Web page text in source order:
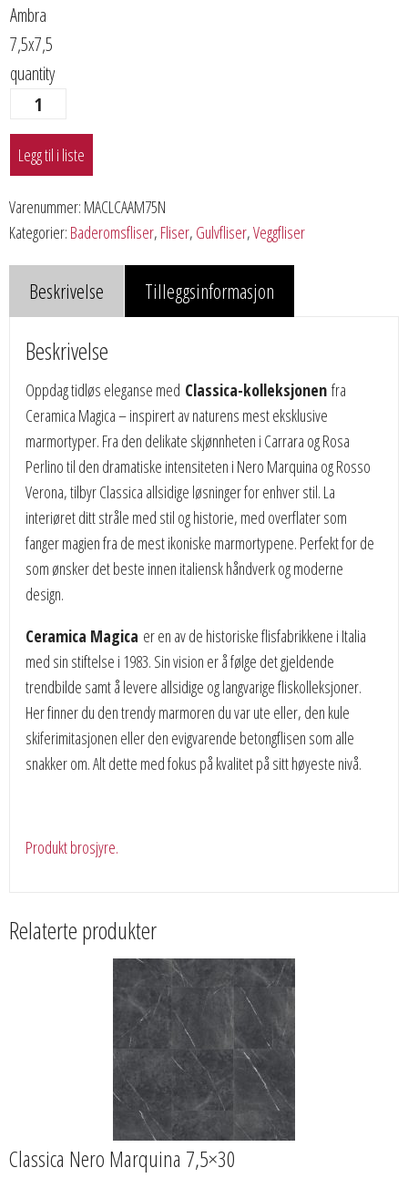
Ambra
7,5x7,5
quantity
Legg til i liste
Varenummer: MACLCAAM75N
Kategorier: Baderomsfliser, Fliser, Gulvfliser,Veggfliser
Beskrivelse Tilleggsinformasjon
Beskrivelse
Oppdag tidløs eleganse med Classica-kolleksjonen fra
Ceramica Magica – inspirert av naturens mest eksklusive
marmortyper. Fra den delikate skjønnheten i Carrara og Rosa
Perlino til den dramatiske intensiteten i Nero Marquina og Rosso
Verona, tilbyr Classica allsidige løsninger for enhver stil. La
interiøret ditt stråle med stil og historie, med overflater som
fanger magien fra de mest ikoniske marmortypene. Perfekt for de
som ønsker det beste innen italiensk håndverk og moderne
design.
Ceramica Magica er en av de historiske flisfabrikkene i Italia
med sin stiftelse i 1983. Sin vision er å følge det gjeldende
trendbilde samt å levere allsidige og langvarige fliskolleksjoner.
Her finner du den trendy marmoren du var ute eller, den kule
skiferimitasjonen eller den evigvarende betongflisen som alle
snakker om. Alt dette med fokus på kvalitet på sitt høyeste nivå.
Produkt brosjyre.
Relaterte produkter
Classica Nero Marquina 7,5×30